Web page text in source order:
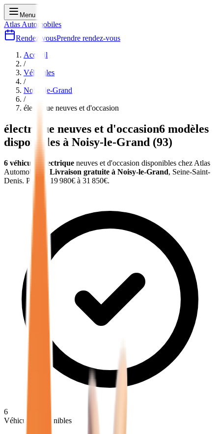
Menu
Atlas Automobiles
Rendez-vousPrendre rendez-vous
Accueil
/
Véhicules
/
Noisy-le-Grand
/
électrique neuves et d'occasion
électrique neuves et d'occasion6 modèles
disponibles à Noisy-le-Grand (93)
6 véhicules électrique neuves et d'occasion disponibles chez Atlas
Automobiles
Livraison gratuite à Noisy-le-Grand, Seine-Saint-
Denis. Prix de 19 980€ à 31 850€.
6
Véhicules disponibles